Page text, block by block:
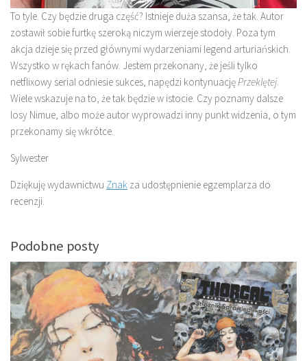
To tyle. Czy będzie druga część? Istnieje duża szansa, że tak. Autor
zostawił sobie furtkę szeroką niczym wierzeje stodoły. Poza tym
akcja dzieje się przed głównymi wydarzeniami legend arturiańskich.
Wszystko w rękach fanów. Jestem przekonany, że jeśli tylko
netflixowy serial odniesie sukces, napędzi kontynuacjęPrzeklętej.
Wiele wskazuje na to, że tak będzie w istocie. Czy poznamy dalsze
losy Nimue, albo może autor wyprowadzi inny punkt widzenia, o tym
przekonamy się wkrótce.
Sylwester
Dziękuję wydawnictwu Znak za udostępnienie egzemplarza do
recenzji.
Podobne posty